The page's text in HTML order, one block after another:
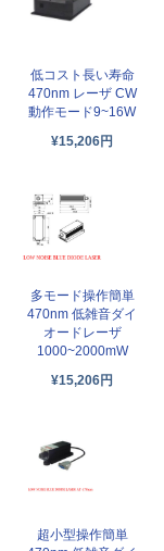
低コスト長い寿命
470nm レーザ CW
動作モード9~16W
¥15,206円
多モード操作簡単
470nm 低雑音ダイ
オードレーザ
1000~2000mW
¥15,206円
超小型操作簡単